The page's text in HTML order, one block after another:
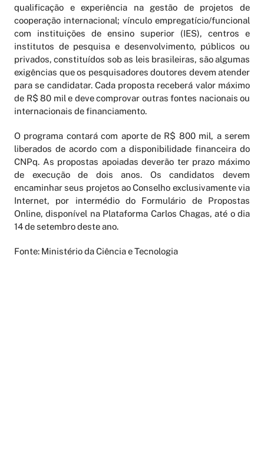
qualificação e experiência na gestão de projetos de
cooperação internacional; vínculo empregatício/funcional
com instituições de ensino superior (IES), centros e
institutos de pesquisa e desenvolvimento, públicos ou
privados, constituídos sob as leis brasileiras, são algumas
exigências que os pesquisadores doutores devem atender
para se candidatar. Cada proposta receberá valor máximo
de R$ 80 mil e deve comprovar outras fontes nacionais ou
internacionais de financiamento.
O programa contará com aporte de R$ 800 mil, a serem
liberados de acordo com a disponibilidade financeira do
CNPq. As propostas apoiadas deverão ter prazo máximo
de execução de dois anos. Os candidatos devem
encaminhar seus projetos ao Conselho exclusivamente via
Internet, por intermédio do Formulário de Propostas
Online, disponível na Plataforma Carlos Chagas, até o dia
14 de setembro deste ano.
Fonte: Ministério da Ciência e Tecnologia